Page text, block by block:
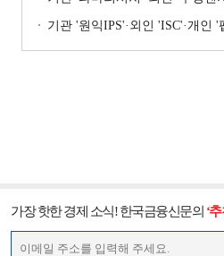
기관 '원익IPS'·외인 'ISC'·개인 '펩트론' 1위 [주간 코
가장 핫한 경제 소식! 한국금융신문의 ‘